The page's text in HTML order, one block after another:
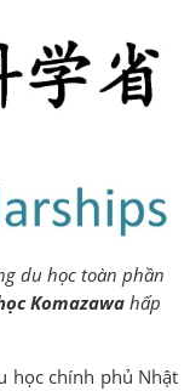
du học toàn phần
Komazawahấp
học chính phủ Nhật